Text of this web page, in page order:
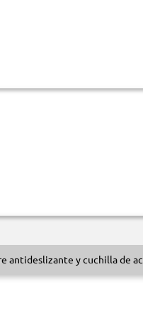
antideslizante y cuchilla de